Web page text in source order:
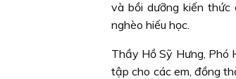
và bồi dưỡng kiến
nghèo hiếu học.
Thầy Hồ Sỹ Hưng, Phó
tập cho các em, đồng